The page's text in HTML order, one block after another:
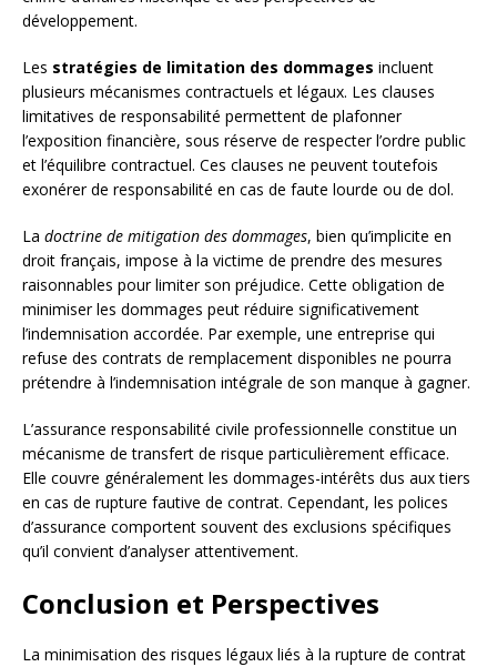
développement.
Les stratégies de limitation des dommages incluent
plusieurs mécanismes contractuels et légaux. Les clauses
limitatives de responsabilité permettent de plafonner
l’exposition financière, sous réserve de respecter l’ordre public
et l’équilibre contractuel. Ces clauses ne peuvent toutefois
exonérer de responsabilité en cas de faute lourde ou de dol.
La doctrine de mitigation des dommages, bien qu’implicite en
droit français, impose à la victime de prendre des mesures
raisonnables pour limiter son préjudice. Cette obligation de
minimiser les dommages peut réduire significativement
l’indemnisation accordée. Par exemple, une entreprise qui
refuse des contrats de remplacement disponibles ne pourra
prétendre à l’indemnisation intégrale de son manque à gagner.
L’assurance responsabilité civile professionnelle constitue un
mécanisme de transfert de risque particulièrement efficace.
Elle couvre généralement les dommages-intérêts dus aux tiers
en cas de rupture fautive de contrat. Cependant, les polices
d’assurance comportent souvent des exclusions spécifiques
qu’il convient d’analyser attentivement.
Conclusion et Perspectives
La minimisation des risques légaux liés à la rupture de contrat